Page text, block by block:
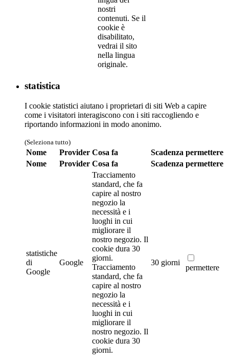
nostri
contenuti. Se il
cookie è
disabilitato,
vedrai il sito
nella lingua
originale.
statistica
I cookie statistici aiutano i proprietari di siti Web a capire
come i visitatori interagiscono con i siti raccogliendo e
riportando informazioni in modo anonimo.
(Seleziona tutto)
Nome Provider Cosa fa Scadenza permettere
Nome
Provider Cosa fa Scadenza permettere
statistiche
di
Google
Google
Tracciamento
standard, che fa
capire al nostro
negozio la
necessità e i
luoghi in cui
migliorare il
nostro negozio. Il
cookie dura 30
giorni.
Tracciamento
standard, che fa
capire al nostro
negozio la
necessità e i
luoghi in cui
migliorare il
nostro negozio. Il
cookie dura 30
giorni.
30 giorni
permettere